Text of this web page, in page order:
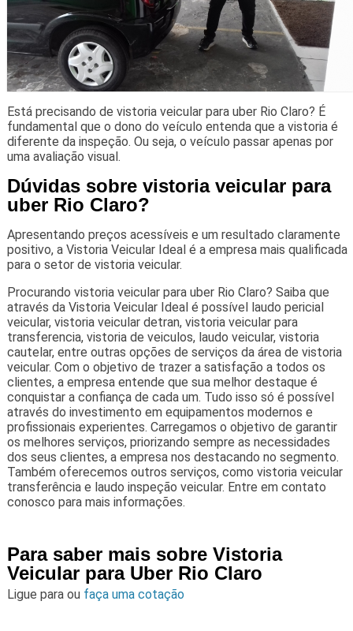
Está precisando de vistoria veicular para uber Rio Claro? É
fundamental que o dono do veículo entenda que a vistoria é
diferente da inspeção. Ou seja, o veículo passar apenas por
uma avaliação visual.
Dúvidas sobre vistoria veicular para
uber Rio Claro?
Apresentando preços acessíveis e um resultado claramente
positivo, a Vistoria Veicular Ideal é a empresa mais qualificada
para o setor de vistoria veicular.
Procurando vistoria veicular para uber Rio Claro? Saiba que
através da Vistoria Veicular Ideal é possível laudo pericial
veicular, vistoria veicular detran, vistoria veicular para
transferencia, vistoria de veiculos, laudo veicular, vistoria
cautelar, entre outras opções de serviços da área de vistoria
veicular. Com o objetivo de trazer a satisfação a todos os
clientes, a empresa entende que sua melhor destaque é
conquistar a confiança de cada um. Tudo isso só é possível
através do investimento em equipamentos modernos e
profissionais experientes. Carregamos o objetivo de garantir
os melhores serviços, priorizando sempre as necessidades
dos seus clientes, a empresa nos destacando no segmento.
Também oferecemos outros serviços, como vistoria veicular
transferência e laudo inspeção veicular. Entre em contato
conosco para mais informações.
Para saber mais sobre Vistoria
Veicular para Uber Rio Claro
Ligue para ou faça uma cotação